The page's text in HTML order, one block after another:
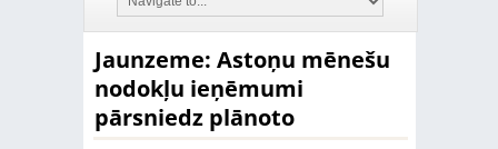
Jaunzeme: Astoņu mēnešu
nodokļu ieņēmumi
pārsniedz plānoto